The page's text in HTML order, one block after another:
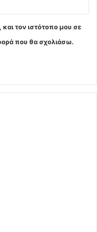
τον ιστότοπο μου σε
που θα σχολιάσω.